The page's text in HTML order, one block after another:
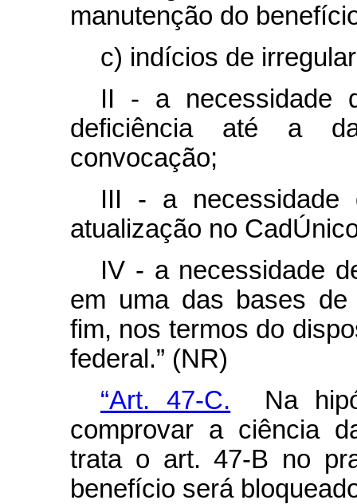
manutenção do
c) indícios de
II - a necessidade
deficiência até a
convocação;
III - a
atualização no
IV - a necessidade
em uma das bases de
fim, nos termos do
federal.” (NR)
“Art. 47-C. Na
comprovar a ciência
trata o art. 47-B no
benefício será